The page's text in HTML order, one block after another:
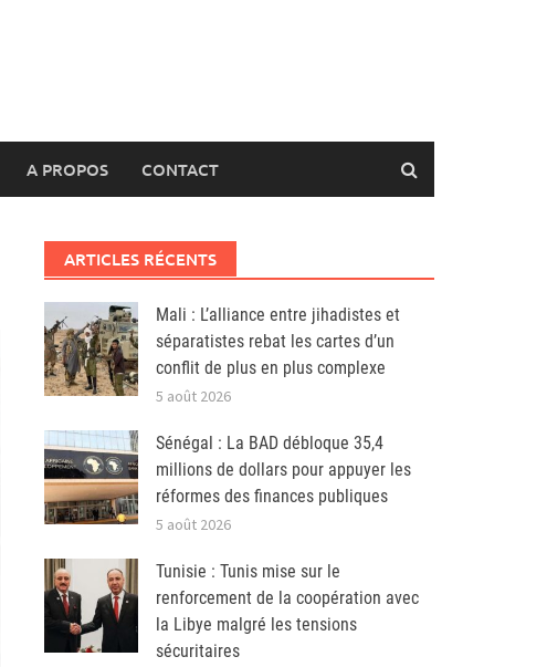
A PROPOS CONTACT
ARTICLES RÉCENTS
Mali : L’alliance entre jihadistes et
séparatistes rebat les cartes d’un
conflit de plus en plus complexe
5 août 2026
Sénégal : La BAD débloque 35,4
millions de dollars pour appuyer les
réformes des finances publiques
5 août 2026
Tunisie : Tunis mise sur le
renforcement de la coopération avec
la Libye malgré les tensions
sécuritaires